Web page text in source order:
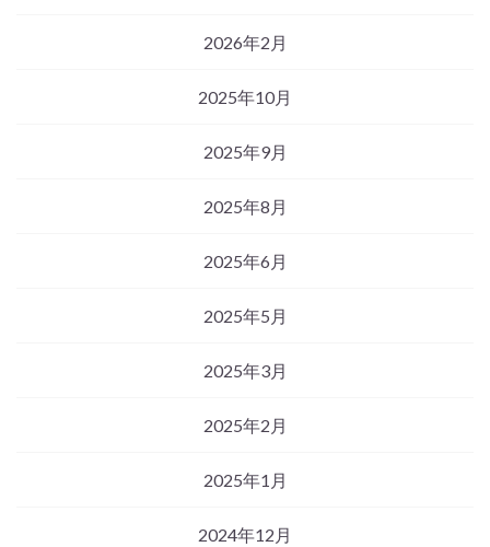
2026年2月
2025年10月
2025年9月
2025年8月
2025年6月
2025年5月
2025年3月
2025年2月
2025年1月
2024年12月